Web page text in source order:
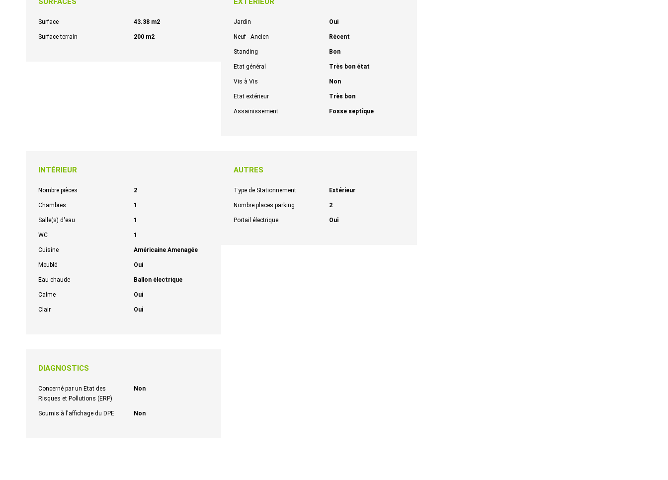
Surface 43.38 m2
Surface terrain 200 m2
Jardin Oui
Neuf - Ancien Récent
Standing Bon
Etat général Très bon état
Vis à Vis Non
Etat extérieur Très bon
Assainissement Fosse septique
INTÉRIEUR
Nombre pièces 2
Chambres 1
Salle(s) d'eau 1
WC 1
Cuisine Américaine Amenagée
Meublé Oui
Eau chaude Ballon électrique
Calme Oui
Clair Oui
AUTRES
Type de Stationnement Extérieur
Nombre places parking 2
Portail électrique Oui
DIAGNOSTICS
Concerné par un Etat des
Risques et Pollutions (ERP)
Non
Soumis à l'affichage du DPE Non